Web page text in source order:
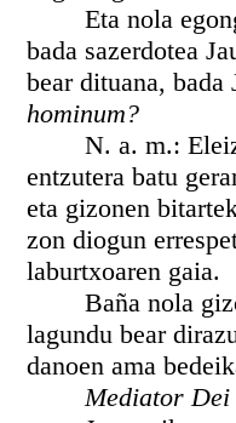
Eta nola egongo
bada sazerdotea
bear dituana,
hominum?
N. a. m.:
entzutera batu
eta gizonen
zon diogun
laburtxoaren gaia.
Baña nola
lagundu bear
danoen ama
Mediator Dei